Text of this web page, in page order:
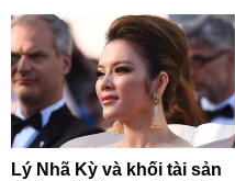
Lý Nhã Kỳ và khối tài sản